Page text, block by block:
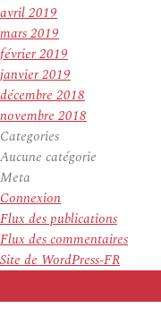
avril 2019
mars 2019
février 2019
janvier 2019
décembre 2018
novembre 2018
Categories
Aucune catégorie
Meta
Connexion
Flux des publications
Flux des commentaires
Site de WordPress-FR